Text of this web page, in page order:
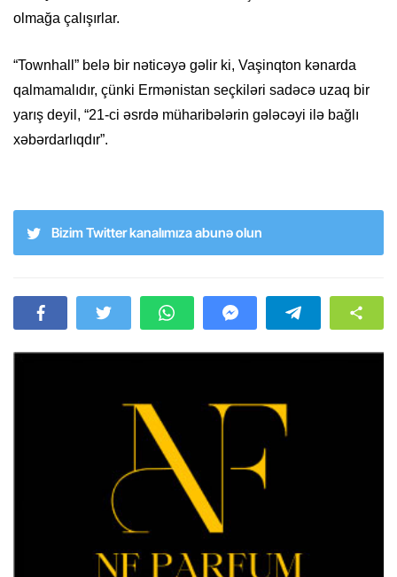
olmağa çalışırlar.
“Townhall” belə bir nəticəyə gəlir ki, Vaşinqton kənarda
qalmamalıdır, çünki Ermənistan seçkiləri sadəcə uzaq bir
yarış deyil, “21-ci əsrdə müharibələrin gələcəyi ilə bağlı
xəbərdarlıqdır”.
Bizim Twitter kanalımıza abunə olun